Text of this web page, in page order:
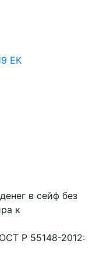
EK
в сейф без
к
Р 55148-2012: